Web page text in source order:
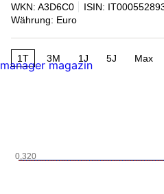
WKN: A3D6C0 ISIN:
Währung: Euro
1T 3M 1J 5J Max
0,320
manager magazin